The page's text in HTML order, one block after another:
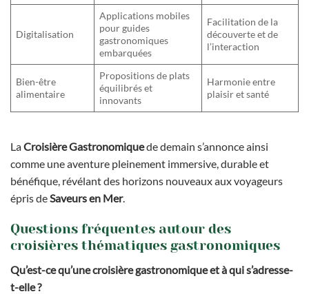
Digitalisation
Applications mobiles
pour guides
gastronomiques
embarquées
Facilitation de la
découverte et de
l’interaction
Bien-être
alimentaire
Propositions de plats
équilibrés et
innovants
Harmonie entre
plaisir et santé
LaCroisière Gastronomiquede demain s’annonce ainsi
comme une aventure pleinement immersive, durable et
bénéfique, révélant des horizons nouveaux aux voyageurs
épris deSaveurs en Mer.
Questions fréquentes autour des
croisières thématiques gastronomiques
Qu’est-ce qu’une croisière gastronomique et à qui s’adresse-
t-elle ?